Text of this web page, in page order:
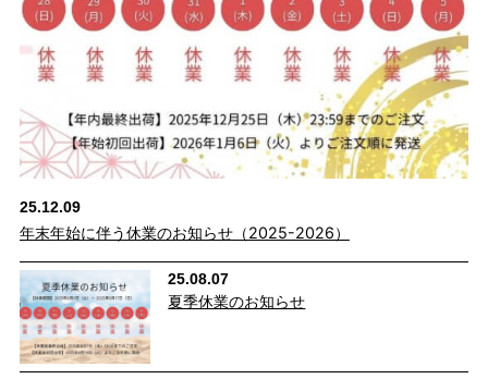
繊維のまち、備後・福山から年間
540,000本のパンツをつくっています
25.12.09
年末年始に伴う休業のお知らせ（2025-2026）
25.08.07
夏季休業のお知らせ